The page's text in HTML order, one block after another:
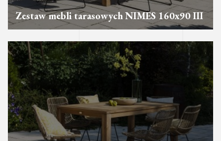
Zestaw mebli tarasowych NIMES 160x90 III